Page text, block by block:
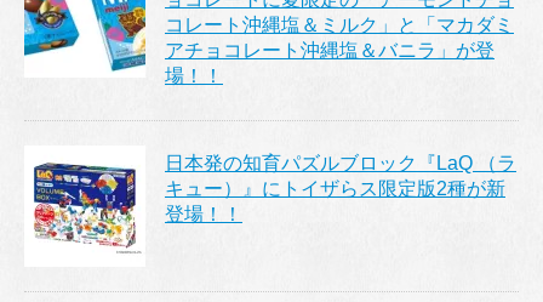
コレート沖縄塩＆ミルク」と「マカダミ
アチョコレート沖縄塩＆バニラ」が登
場！！
日本発の知育パズルブロック『LaQ （ラ
キュー）』にトイザらス限定版2種が新
登場！！